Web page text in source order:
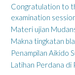
Congratulation to
examination
Materi ujian
Makna tingkatan
Penampilan Aikido
Latihan Perdana di